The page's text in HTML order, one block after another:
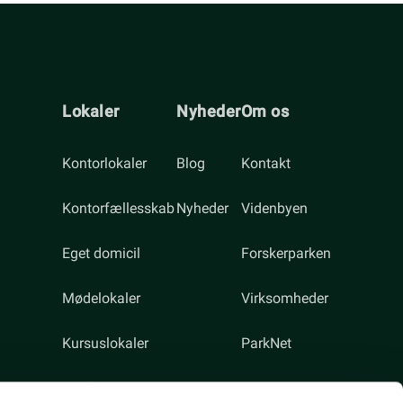
Lokaler
Kontorlokaler
Kontorfællesskab
Eget domicil
Mødelokaler
Kursuslokaler
Konferencelokaler
Nyheder
Blog
Nyheder
Om os
Kontakt
Videnbyen
Forskerparken
Virksomheder
ParkNet
Ledige Stillinger